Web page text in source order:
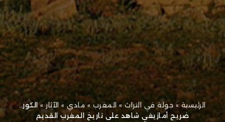
الرئيسية»جولة في التراث» المغرب » مادي» الآثار»الكور..
ضريح أمازيغي شاهد على تاريخ المغرب القديم